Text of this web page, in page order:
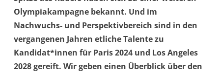
Olympiakampagne bekannt. Und im
Nachwuchs- und Perspektivbereich sind in den
vergangenen Jahren etliche Talente zu
Kandidat*innen für Paris 2024 und Los Angeles
2028 gereift. Wir geben einen Überblick über den